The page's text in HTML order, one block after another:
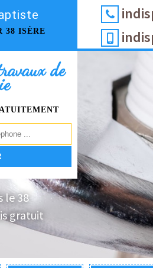
38 ISÈRE
de
le 38
gratuit